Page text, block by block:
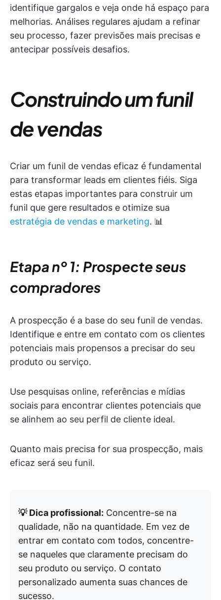
identifique gargalos e veja onde há espaço para
melhorias. Análises regulares ajudam a refinar
seu processo, fazer previsões mais precisas e
antecipar possíveis desafios.
Construindo um funil
de vendas
Criar um funil de vendas eficaz é fundamental
para transformar leads em clientes fiéis. Siga
estas etapas importantes para construir um
funil que gere resultados e otimize sua
estratégia de vendas e marketing. 📊
Etapa nº 1: Prospecte seus
compradores
A prospecção é a base do seu funil de vendas.
Identifique e entre em contato com os clientes
potenciais mais propensos a precisar do seu
produto ou serviço.
Use pesquisas online, referências e mídias
sociais para encontrar clientes potenciais que
se alinhem ao seu perfil de cliente ideal.
Quanto mais precisa for sua prospecção, mais
eficaz será seu funil.
💡 Dica profissional: Concentre-se na
qualidade, não na quantidade. Em vez de
entrar em contato com todos, concentre-
se naqueles que claramente precisam do
seu produto ou serviço. O contato
personalizado aumenta suas chances de
sucesso.